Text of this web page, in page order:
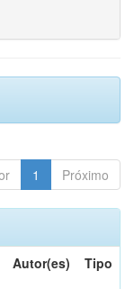
1 Próximo
Autor(es) Tipo